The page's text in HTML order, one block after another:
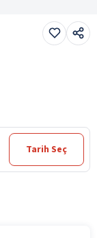
Tarih Seç